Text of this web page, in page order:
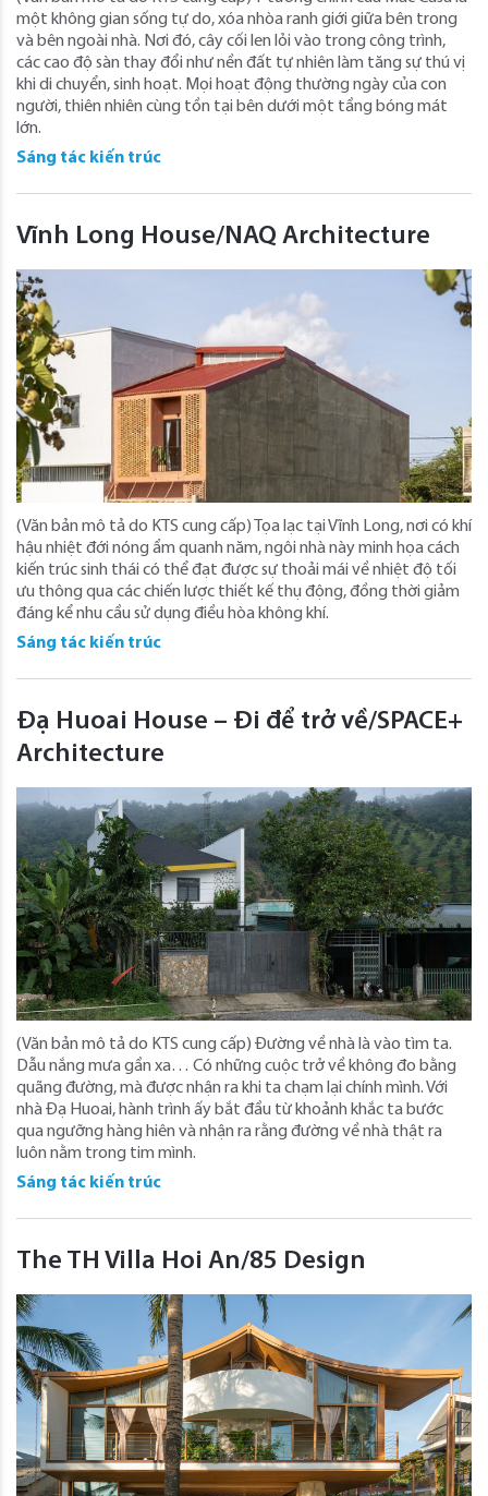
một không gian sống tự do, xóa nhòa ranh giới giữa bên trong
và bên ngoài nhà. Nơi đó, cây cối len lỏi vào trong công trình,
các cao độ sàn thay đổi như nền đất tự nhiên làm tăng sự thú vị
khi di chuyển, sinh hoạt. Mọi hoạt động thường ngày của con
người, thiên nhiên cùng tồn tại bên dưới một tầng bóng mát
lớn.
Sáng tác kiến trúc
Vĩnh Long House/NAQ Architecture
(Văn bản mô tả do KTS cung cấp) Tọa lạc tại Vĩnh Long, nơi có khí
hậu nhiệt đới nóng ẩm quanh năm, ngôi nhà này minh họa cách
kiến ​​trúc sinh thái có thể đạt được sự thoải mái về nhiệt độ tối
ưu thông qua các chiến lược thiết kế thụ động, đồng thời giảm
đáng kể nhu cầu sử dụng điều hòa không khí.
Sáng tác kiến trúc
Đạ Huoai House – Đi để trở về/SPACE+
Architecture
(Văn bản mô tả do KTS cung cấp) Đường về nhà là vào tìm ta.
Dẫu nắng mưa gần xa… Có những cuộc trở về không đo bằng
quãng đường, mà được nhận ra khi ta chạm lại chính mình. Với
nhà Đạ Huoai, hành trình ấy bắt đầu từ khoảnh khắc ta bước
qua ngưỡng hàng hiên và nhận ra rằng đường về nhà thật ra
luôn nằm trong tim mình.
Sáng tác kiến trúc
The TH Villa Hoi An/85 Design